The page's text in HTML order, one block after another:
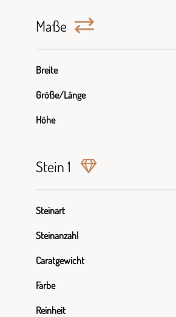
Maße
Breite
Größe/Länge
Höhe
Stein 1
Steinart
Steinanzahl
Caratgewicht
Farbe
Reinheit